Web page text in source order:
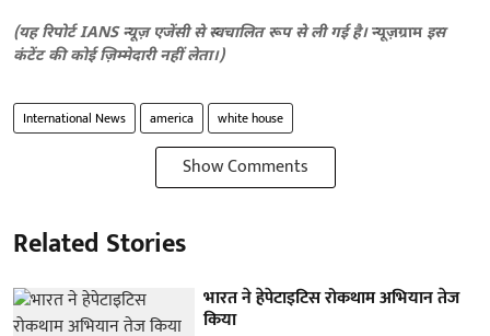
(यह रिपोर्ट IANS न्यूज़ एजेंसी से स्वचालित रूप से ली गई है।न्यूज़ग्राम इस
कंटेंट की कोई ज़िम्मेदारी नहीं लेता।)
International News america white house
Show Comments
Related Stories
भारत ने हेपेटाइटिस रोकथाम अभियान तेज
किया